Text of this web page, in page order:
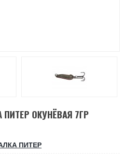
ОКУНЁВАЯ 7ГР
ПИТЕР